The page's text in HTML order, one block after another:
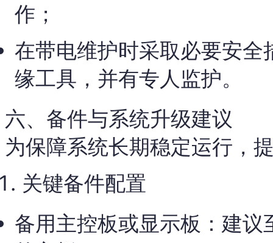
作；
在带电维护时采取必要安
缘工具，并有专人监护。
六、备件与系统升级建议
为保障系统长期稳定运行，
关键备件配置
备用主控板或显示板：建